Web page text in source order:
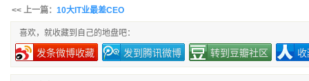
<< 上一篇： 10大IT业最差CEO
喜欢，就收藏到自己的地盘吧：
发条微博收藏 发到腾讯微博 转到豆瓣社区